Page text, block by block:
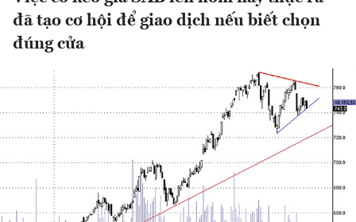
đã tạo cơ hội để giao dịch nếu biết chọn
đúng cửa